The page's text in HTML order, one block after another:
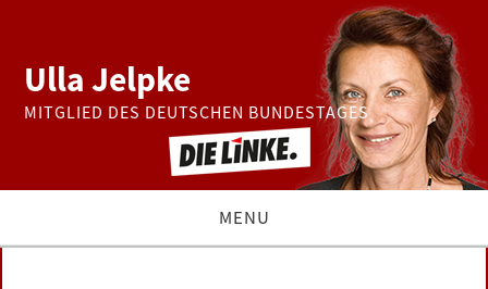
Ulla Jelpke
MITGLIED DES DEUTSCHEN BUNDESTAGES
MENU